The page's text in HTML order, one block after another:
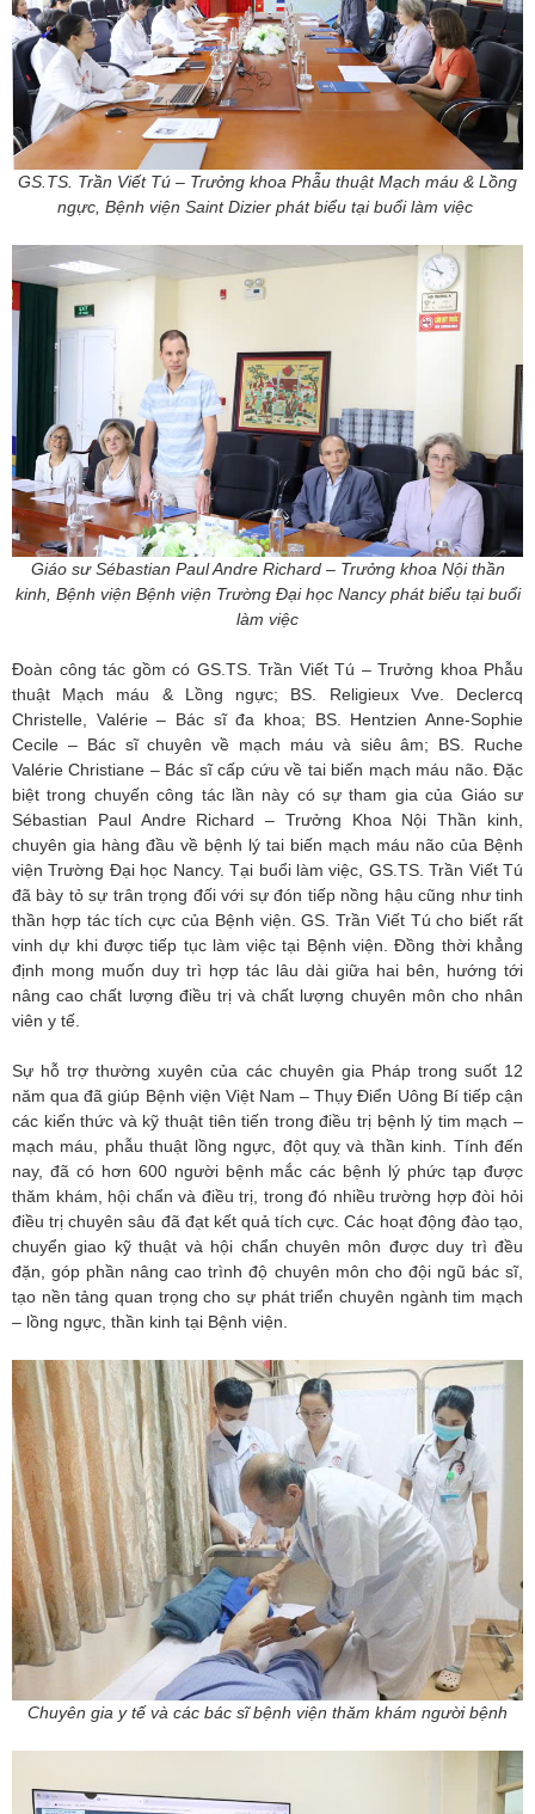
GS.TS. Trần Viết Tú – Trưởng khoa Phẫu thuật Mạch máu & Lồng
ngực, Bệnh viện Saint Dizier phát biểu tại buổi làm việc
Giáo sư Sébastian Paul Andre Richard – Trưởng khoa Nội thần
kinh, Bệnh viện Bệnh viện Trường Đại học Nancy phát biểu tại buổi
làm việc
Đoàn công tác gồm có GS.TS. Trần Viết Tú – Trưởng khoa Phẫu
thuật Mạch máu & Lồng ngực; BS. Religieux Vve. Declercq
Christelle, Valérie – Bác sĩ đa khoa; BS. Hentzien Anne-Sophie
Cecile – Bác sĩ chuyên về mạch máu và siêu âm; BS. Ruche
Valérie Christiane – Bác sĩ cấp cứu về tai biến mạch máu não. Đặc
biệt trong chuyến công tác lần này có sự tham gia của Giáo sư
Sébastian Paul Andre Richard – Trưởng Khoa Nội Thần kinh,
chuyên gia hàng đầu về bệnh lý tai biến mạch máu não của Bệnh
viện Trường Đại học Nancy. Tại buổi làm việc, GS.TS. Trần Viết Tú
đã bày tỏ sự trân trọng đối với sự đón tiếp nồng hậu cũng như tinh
thần hợp tác tích cực của Bệnh viện. GS. Trần Viết Tú cho biết rất
vinh dự khi được tiếp tục làm việc tại Bệnh viện. Đồng thời khẳng
định mong muốn duy trì hợp tác lâu dài giữa hai bên, hướng tới
nâng cao chất lượng điều trị và chất lượng chuyên môn cho nhân
viên y tế.
Sự hỗ trợ thường xuyên của các chuyên gia Pháp trong suốt 12
năm qua đã giúp Bệnh viện Việt Nam – Thụy Điển Uông Bí tiếp cận
các kiến thức và kỹ thuật tiên tiến trong điều trị bệnh lý tim mạch –
mạch máu, phẫu thuật lồng ngực, đột quỵ và thần kinh. Tính đến
nay, đã có hơn 600 người bệnh mắc các bệnh lý phức tạp được
thăm khám, hội chẩn và điều trị, trong đó nhiều trường hợp đòi hỏi
điều trị chuyên sâu đã đạt kết quả tích cực. Các hoạt động đào tạo,
chuyển giao kỹ thuật và hội chẩn chuyên môn được duy trì đều
đặn, góp phần nâng cao trình độ chuyên môn cho đội ngũ bác sĩ,
tạo nền tảng quan trọng cho sự phát triển chuyên ngành tim mạch
– lồng ngực, thần kinh tại Bệnh viện.
Chuyên gia y tế và các bác sĩ bệnh viện thăm khám người bệnh